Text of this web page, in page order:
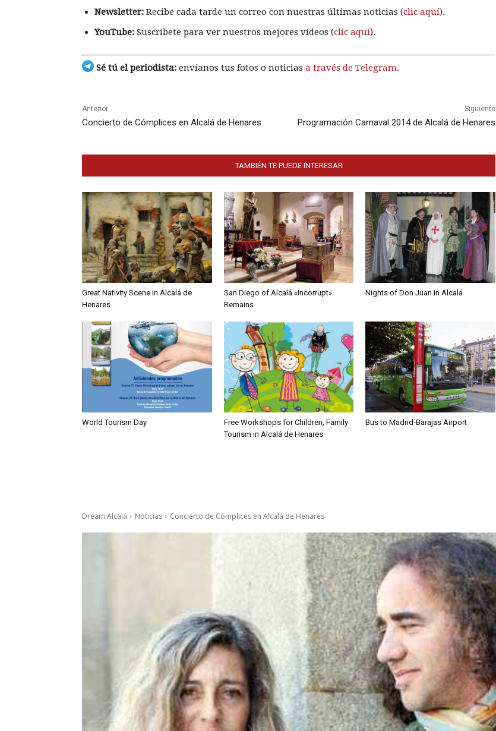
Newsletter: Recibe cada tarde un correo con nuestras últimas noticias (clic aquí).
YouTube: Suscríbete para ver nuestros mejores vídeos (clic aquí).
Sé tú el periodista: envíanos tus fotos o noticias a través de Telegram.
Anterior
Concierto de Cómplices en Alcalá de Henares
Siguiente
Programación Carnaval 2014 de Alcalá de Henares
TAMBIÉN TE PUEDE INTERESAR
Great Nativity Scene in Alcalá de
Henares
San Diego of Alcalá «Incorrupt»
Remains
Nights of Don Juan in Alcalá
World Tourism Day
Free Workshops for Children, Family
Tourism in Alcalá de Henares
Bus to Madrid-Barajas Airport